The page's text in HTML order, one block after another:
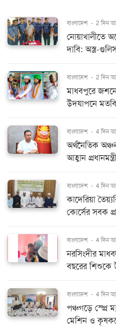
বাংলাদেশ - 2 দিন
নোয়াখালীতে
দাবি: অস্ত্র-
বাংলাদেশ - 2 দিন
মাধবপুরে
উদযাপনে
বাংলাদেশ - 4 দিন
অর্থনৈতিক
আহ্বান
বাংলাদেশ - 4 দিন
কাদেরিয়া
কোর্সের সবক
বাংলাদেশ - 4 দিন
নরসিংদীর
বছরের শিশুকে
বাংলাদেশ - 4 দিন
পঞ্চগড়ে স্প্রে
মেশিন ও